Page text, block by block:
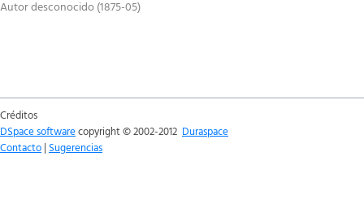
Autor desconocido(1875-05)
Créditos
DSpace softwarecopyright © 2002-2012 Duraspace
Contacto | Sugerencias